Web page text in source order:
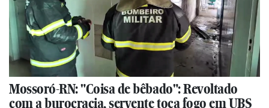
Mossoró-RN: "Coisa de bêbado": Revoltado
com a burocracia, servente toca fogo em UBS